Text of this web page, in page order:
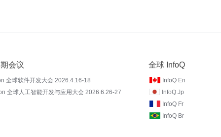
会议
全球软件开发大会 2026.4.16-18
全球人工智能开发与应用大会 2026.6.26-27
全球 InfoQ
InfoQ En
InfoQ Jp
InfoQ Fr
InfoQ Br